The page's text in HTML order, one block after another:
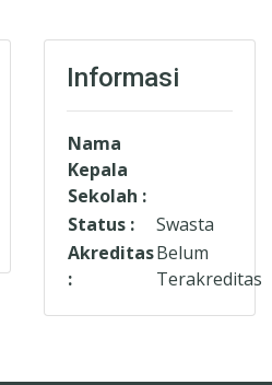
Informasi
Nama
Kepala
Sekolah :
Status :
Swasta
Akreditas
:
Belum
Terakreditas